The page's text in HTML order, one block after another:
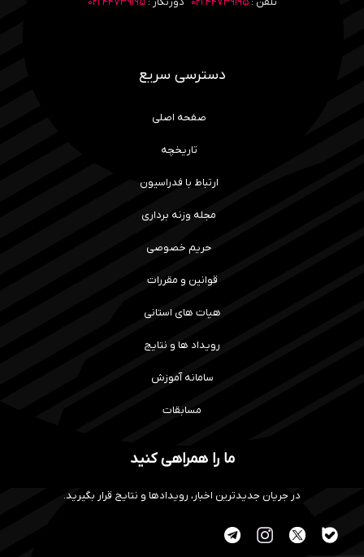
دسترسی سریع
صفحه اصلی
تاریخچه
ارتباط با فدراسیون
مجله وزنه برداری
حریم خصوصی
قوانین و مقررات
هیات های استانی
رویداد ها و نتایج
سامانه آموزش
مسابقات
ما را همراهی کنید
در جریان جدیدترین اخبار، رویدادها و نتایج قرار بگیرید.